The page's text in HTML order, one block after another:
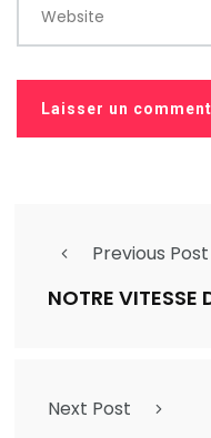
Website
Previous Post
NOTRE VITESSE
Next Post